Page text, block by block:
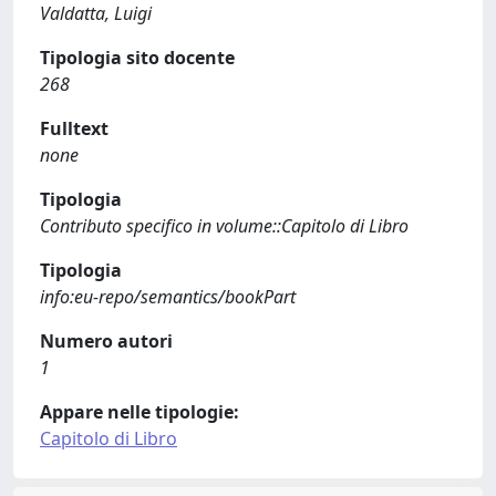
Valdatta, Luigi
Tipologia sito docente
268
Fulltext
none
Tipologia
Contributo specifico in volume::Capitolo di Libro
Tipologia
info:eu-repo/semantics/bookPart
Numero autori
1
Appare nelle tipologie:
Capitolo di Libro